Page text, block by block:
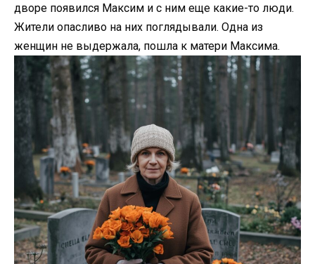
дворе появился Максим и с ним еще какие-то люди.
Жители опасливо на них поглядывали. Одна из
женщин не выдержала, пошла к матери Максима.